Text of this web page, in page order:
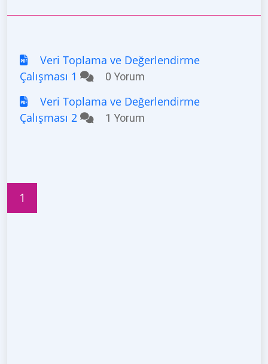
Veri Toplama ve Değerlendirme
Çalışması 1
0 Yorum
Veri Toplama ve Değerlendirme
Çalışması 2
1 Yorum
1